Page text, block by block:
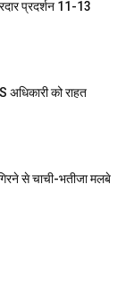
प्रदर्शन 11-13
अधिकारी को राहत
से चाची-भतीजा मलबे